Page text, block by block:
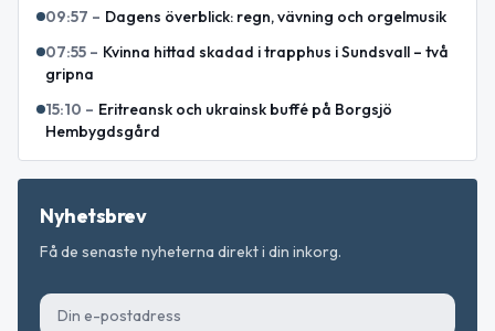
09:57 – Dagens överblick: regn, vävning och orgelmusik
07:55 – Kvinna hittad skadad i trapphus i Sundsvall – två
gripna
15:10 – Eritreansk och ukrainsk buffé på Borgsjö
Hembygdsgård
Nyhetsbrev
Få de senaste nyheterna direkt i din inkorg.